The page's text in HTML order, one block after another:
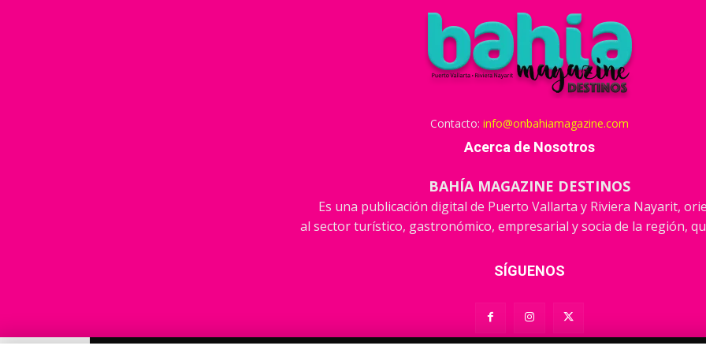
Contacto: info@onbahiamagazine.com
Acerca de Nosotros
BAHÍA MAGAZINE DESTINOS
Es una publicación digital de Puerto Vallarta y Riviera Nayarit,
al sector turístico, gastronómico, empresarial y socia de la región,
SÍGUENOS